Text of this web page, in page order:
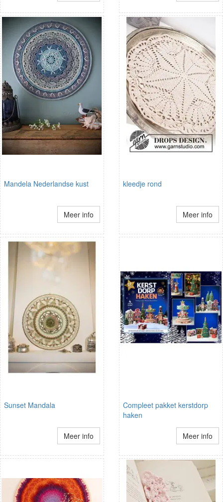
Mandela Nederlandse kust
Meer info
kleedje rond
Meer info
Sunset Mandala
Meer info
Compleet pakket kerstdorp
haken
Meer info